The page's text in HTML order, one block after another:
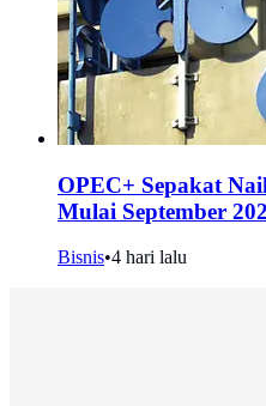
OPEC+ Sepakat
Mulai September
Bisnis•4 hari lalu